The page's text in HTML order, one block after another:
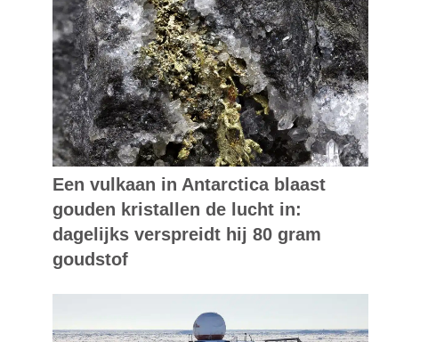
Een vulkaan in Antarctica blaast
gouden kristallen de lucht in:
dagelijks verspreidt hij 80 gram
goudstof